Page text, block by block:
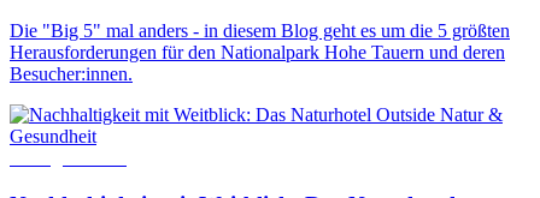
Die "Big 5" mal anders - in diesem Blog geht es um die 5 größten
Herausforderungen für den Nationalpark Hohe Tauern und deren
Besucher:innen.
Natur &
Gesundheit